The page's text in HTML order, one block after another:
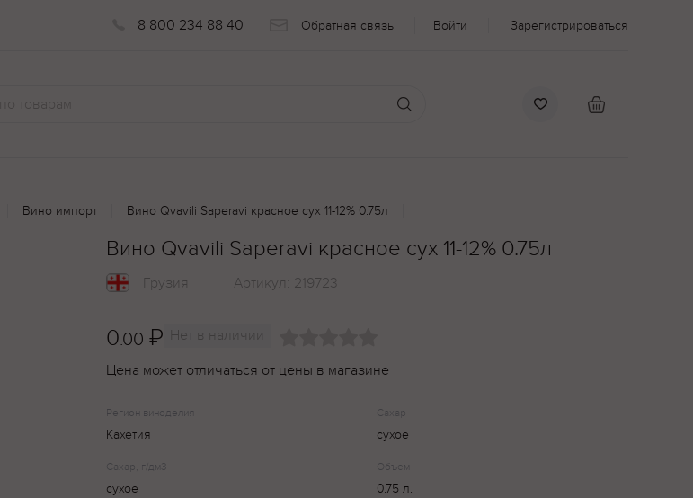
8 800 234 88 40 Обратная связь Войти Зарегистрироваться
Вино импорт Вино Qvavili Saperavi красное сух 11-12% 0.75л
Вино Qvavili Saperavi красное сух 11-12% 0.75л
Грузия Артикул: 219723
0.00 ₽ Нет в наличии
Цена может отличаться от цены в магазине
Регион виноделия
Кахетия
Сахар
сухое
Сахар, г/дм3
сухое
Объем
0.75 л.